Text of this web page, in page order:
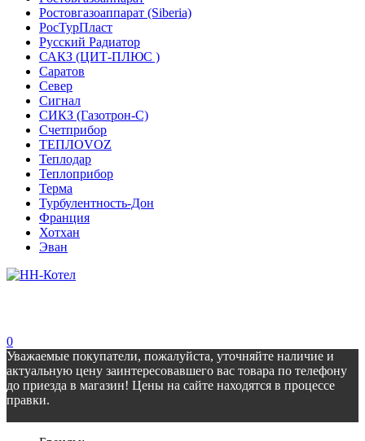
Ростовгазоаппарат (Siberia)
РосТурПласт
Русский Радиатор
САКЗ (ЦИТ-ПЛЮС )
Саратов
Север
Сигнал
СИКЗ (Газотрон-С)
Счетприбор
ТЕПЛОVOZ
Теплодар
Теплоприбор
Терма
Турбулентность-Дон
Франция
Хотхан
Эван
0
Уважаемые покупатели, пожалуйста, уточняйте наличие и
актуальную цену заинтересовавшего вас товара по телефону
до приезда в магазин! Цены на сайте находятся в процессе
правки.